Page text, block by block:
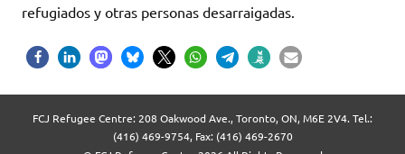
refugiados y otras personas desarraigadas.